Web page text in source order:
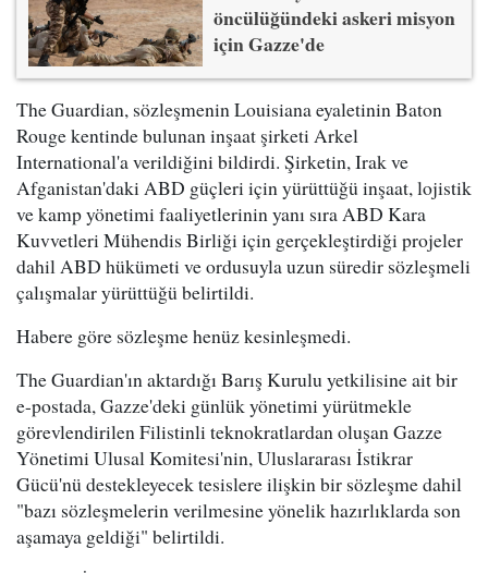
öncülüğündeki askeri misyon
için Gazze'de
The Guardian, sözleşmenin Louisiana eyaletinin Baton
Rouge kentinde bulunan inşaat şirketi Arkel
International'a verildiğini bildirdi. Şirketin, Irak ve
Afganistan'daki ABD güçleri için yürüttüğü inşaat, lojistik
ve kamp yönetimi faaliyetlerinin yanı sıra ABD Kara
Kuvvetleri Mühendis Birliği için gerçekleştirdiği projeler
dahil ABD hükümeti ve ordusuyla uzun süredir sözleşmeli
çalışmalar yürüttüğü belirtildi.
Habere göre sözleşme henüz kesinleşmedi.
The Guardian'ın aktardığı Barış Kurulu yetkilisine ait bir
e-postada, Gazze'deki günlük yönetimi yürütmekle
görevlendirilen Filistinli teknokratlardan oluşan Gazze
Yönetimi Ulusal Komitesi'nin, Uluslararası İstikrar
Gücü'nü destekleyecek tesislere ilişkin bir sözleşme dahil
"bazı sözleşmelerin verilmesine yönelik hazırlıklarda son
aşamaya geldiği" belirtildi.